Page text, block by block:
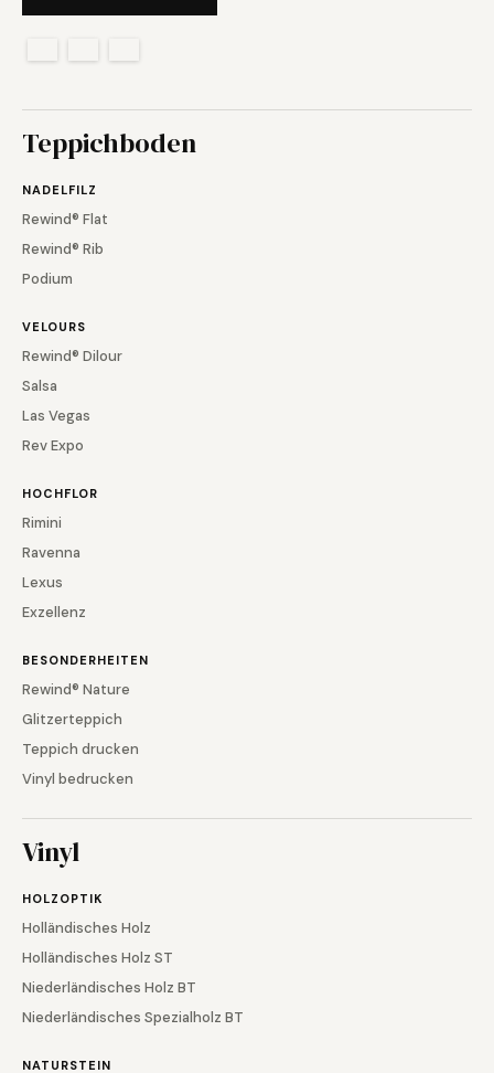
Teppichboden
NADELFILZ
Rewind® Flat
Rewind® Rib
Podium
VELOURS
Rewind® Dilour
Salsa
Las Vegas
Rev Expo
HOCHFLOR
Rimini
Ravenna
Lexus
Exzellenz
BESONDERHEITEN
Rewind® Nature
Glitzerteppich
Teppich drucken
Vinyl bedrucken
Vinyl
HOLZOPTIK
Holländisches Holz
Holländisches Holz ST
Niederländisches Holz BT
Niederländisches Spezialholz BT
NATURSTEIN